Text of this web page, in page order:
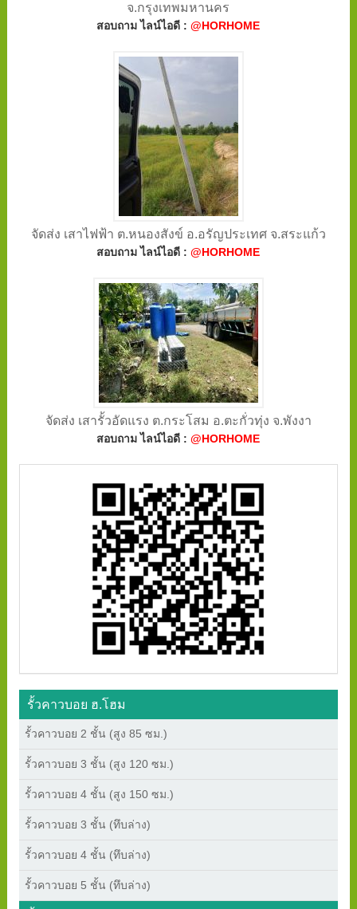
จ.กรุงเทพมหานคร
สอบถาม ไลน์ไอดี :@HORHOME
จัดส่ง เสาไฟฟ้า ต.หนองสังข์ อ.อรัญประเทศ จ.สระแก้ว
สอบถาม ไลน์ไอดี :@HORHOME
จัดส่ง เสารั้วอัดแรง ต.กระโสม อ.ตะกั่วทุ่ง จ.พังงา
สอบถาม ไลน์ไอดี :@HORHOME
รั้วคาวบอย ฮ.โฮม
รั้วคาวบอย 2 ชั้น (สูง 85 ซม.)
รั้วคาวบอย 3 ชั้น (สูง 120 ซม.)
รั้วคาวบอย 4 ชั้น (สูง 150 ซม.)
รั้วคาวบอย 3 ชั้น (ทึบล่าง)
รั้วคาวบอย 4 ชั้น (ทึบล่าง)
รั้วคาวบอย 5 ชั้น (ทึบล่าง)